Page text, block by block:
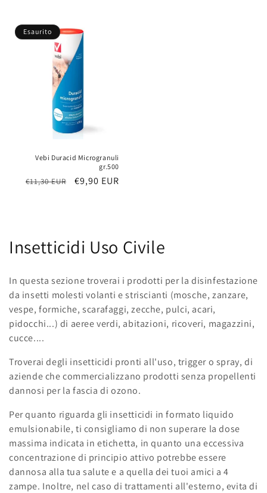
listino
Esaurito
Vebi Duracid Microgranuli
gr.500
Prezzo
€11,30 EUR
Prezzo
€9,90 EUR
C
l
l
e
z
i
o
n
e
:
Insetticidi Uso Civile
In questa sezione troverai i prodotti per la disinfestazione
da insetti molesti volanti e striscianti (mosche, zanzare,
vespe, formiche, scarafaggi, zecche, pulci, acari,
pidocchi...) di aeree verdi, abitazioni, ricoveri, magazzini,
cucce....
Troverai degli insetticidi pronti all'uso, trigger o spray, di
aziende che commercializzano prodotti senza propellenti
dannosi per la fascia di ozono.
Per quanto riguarda gli insetticidi in formato liquido
emulsionabile, ti consigliamo di non superare la dose
massima indicata in etichetta, in quanto una eccessiva
concentrazione di principio attivo potrebbe essere
dannosa alla tua salute e a quella dei tuoi amici a 4
zampe. Inoltre, nel caso di trattamenti all'esterno, evita di